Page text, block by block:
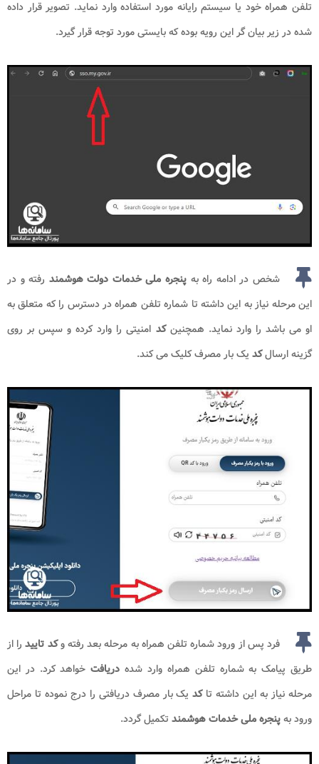
تلفن همراه خود یا سیستم رایانه مورد استفاده وارد نماید. تصویر قرار داده
شده در زیر بیان گر این رویه بوده که بایستی مورد توجه قرار گیرد.
شخص در ادامه راه به پنجره ملی خدمات دولت هوشمند رفته و در
این مرحله نیاز به این داشته تا شماره تلفن همراه در دسترس را که متعلق به
او می باشد را وارد نماید. همچنینکد امنیتی را وارد کرده و سپس بر روی
گزینه ارسالکد یک بار مصرف کلیک می کند.
فرد پس از ورود شماره تلفن همراه به مرحله بعد رفته وکد تاییدرا از
طریق پیامک به شماره تلفن همراه وارد شده دریافت خواهد کرد. در این
مرحله نیاز به این داشته تاکد یک بار مصرف دریافتی را درج نموده تا مراحل
ورود بهپنجره ملی خدمات هوشمند تکمیل گردد.